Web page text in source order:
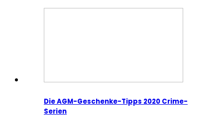
Die AGM-Geschenke-Tipps 2020 Crime-
Serien